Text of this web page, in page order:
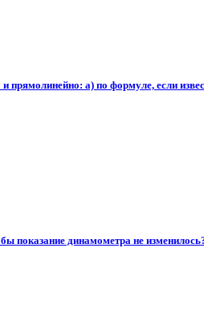
а) по формуле, если
динамометра не изменилось?